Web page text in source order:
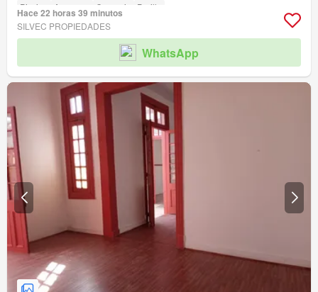
Piscina
Ascensor Conserje Parilla
Hace 22 horas 39 minutos
SILVEC PROPIEDADES
WhatsApp